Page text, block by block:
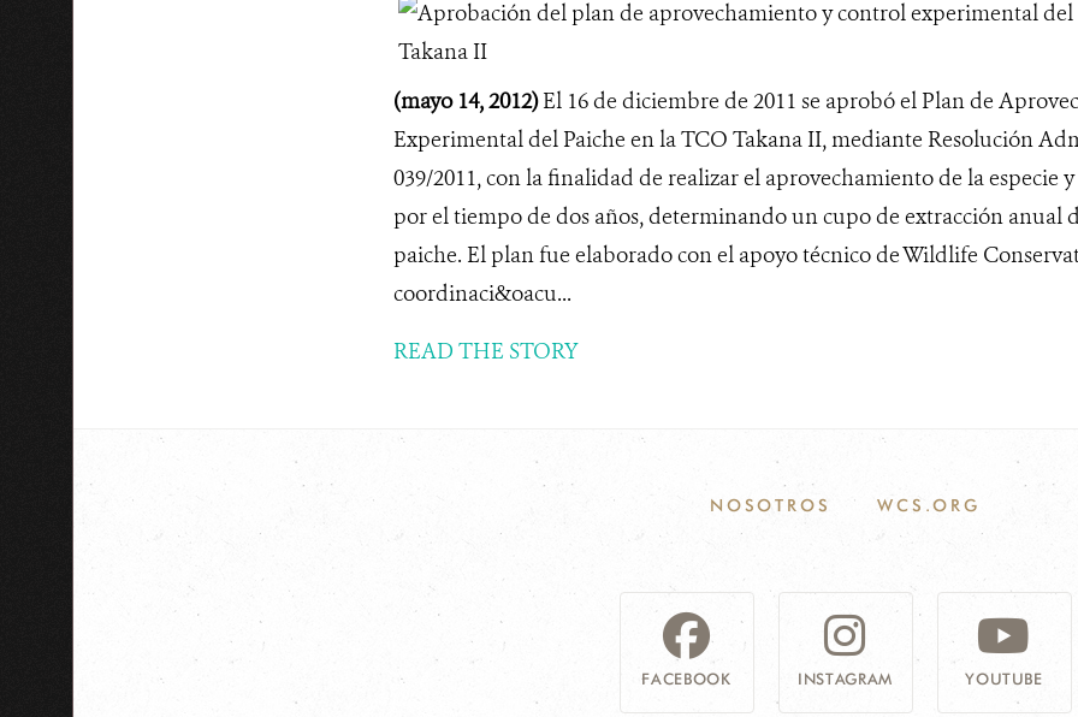
(mayo 14, 2012)El 16 de diciembre de 2011 se aprobó el Plan de
Experimental del Paiche en la TCO Takana II, mediante Resolución
039/2011, con la finalidad de realizar el aprovechamiento de la especie
por el tiempo de dos años, determinando un cupo de extracción anual
paiche. El plan fue elaborado con el apoyo técnico de Wildlife
coordinaci&oacu...
READ THE STORY
NOSOTROS WCS.ORG
FACEBOOK INSTAGRAM YOUTUBE